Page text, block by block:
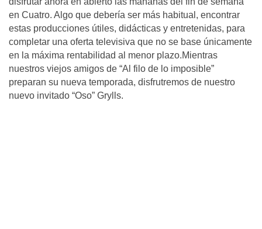
en Cuatro. Algo que debería ser más habitual, encontrar
estas producciones útiles, didácticas y entretenidas, para
completar una oferta televisiva que no se base únicamente
en la máxima rentabilidad al menor plazo.Mientras
nuestros viejos amigos de “Al filo de lo imposible”
preparan su nueva temporada, disfrutremos de nuestro
nuevo invitado “Oso” Grylls.